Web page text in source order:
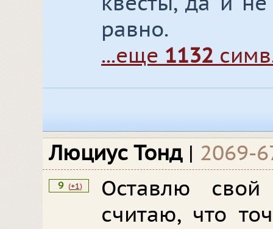
равно.
...еще 1132
Люциус Тонд | 2069-
9 (+1)
Оставлю
считаю, что